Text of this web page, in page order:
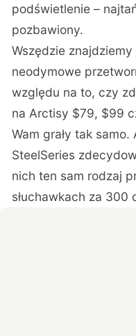
podświetlenie –
pozbawiony.
Wszędzie
neodymowe
względu na to, czy
na Arctisy $79, $99
Wam grały tak
SteelSeries
nich ten sam rodzaj
słuchawkach za 300